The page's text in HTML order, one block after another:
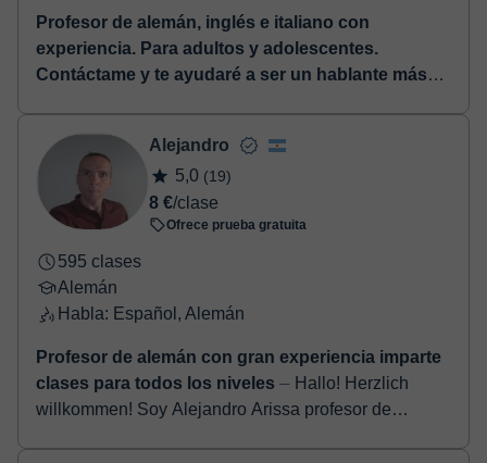
Profesor de alemán, inglés e italiano con
experiencia. Para adultos y adolescentes.
Contáctame y te ayudaré a ser un hablante más
virtuales y preparación para exámenes de alemán,
inglés e italiano...
Alejandro
5,0 (19)
8 €/clase
Ofrece prueba gratuita
595 clases
Alemán
Habla: Español, Alemán
Profesor de alemán con gran experiencia imparte
clases para todos los niveles ⏤ Hallo! Herzlich
willkommen! Soy Alejandro Arissa profesor de